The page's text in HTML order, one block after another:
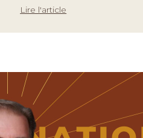
Lire l'article